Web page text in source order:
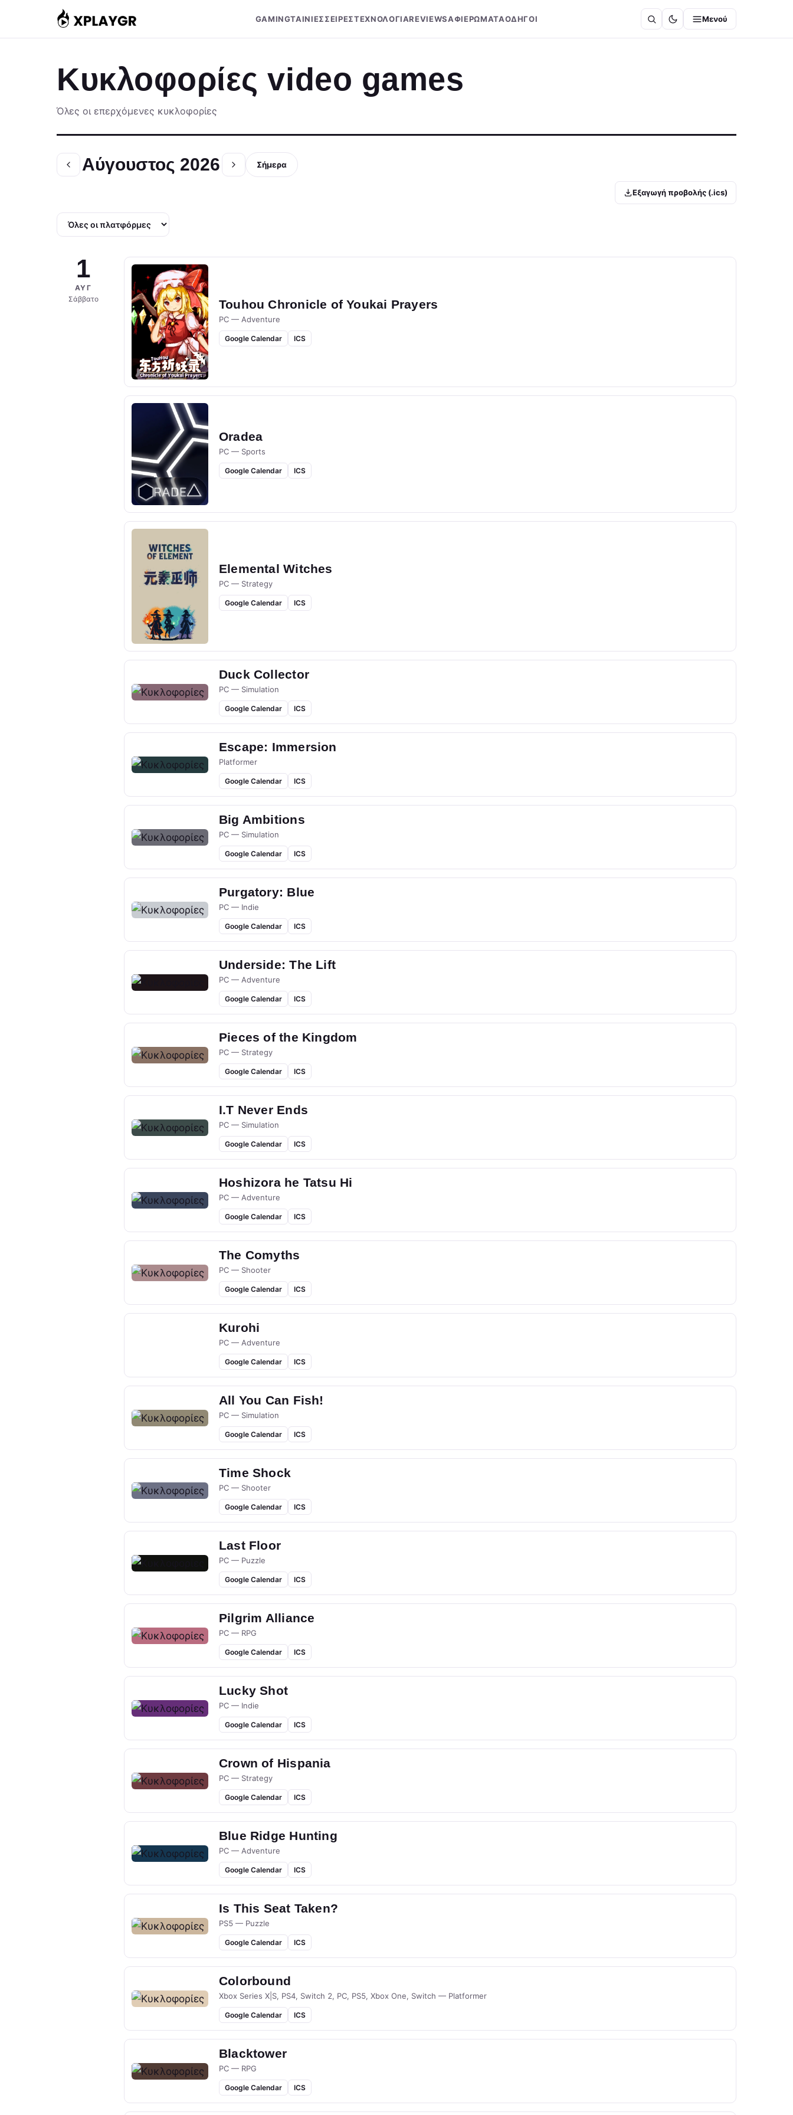
περιεχόμενο
GAMINGΤΑΙΝΙΕΣΣΕΙΡΕΣΤΕΧΝΟΛΟΓΙΑREVIEWSΑΦΙΕΡΩΜΑΤΑΟΔΗΓΟΙ Μενού
Κυκλοφορίες video games
Όλες οι επερχόμενες κυκλοφορίες
Αύγουστος 2026 Σήμερα
Εξαγωγή προβολής (.ics)
1
ΑΥΓ
Σάββατο
Touhou Chronicle of Youkai Prayers
PC — Adventure
Google Calendar ICS
Oradea
PC — Sports
Google Calendar ICS
Elemental Witches
PC — Strategy
Google Calendar ICS
Duck Collector
PC — Simulation
Google Calendar ICS
Escape: Immersion
Platformer
Google Calendar ICS
Big Ambitions
PC — Simulation
Google Calendar ICS
Purgatory: Blue
PC — Indie
Google Calendar ICS
Underside: The Lift
PC — Adventure
Google Calendar ICS
Pieces of the Kingdom
PC — Strategy
Google Calendar ICS
I.T Never Ends
PC — Simulation
Google Calendar ICS
Hoshizora he Tatsu Hi
PC — Adventure
Google Calendar ICS
The Comyths
PC — Shooter
Google Calendar ICS
Kurohi
PC — Adventure
Google Calendar ICS
All You Can Fish!
PC — Simulation
Google Calendar ICS
Time Shock
PC — Shooter
Google Calendar ICS
Last Floor
PC — Puzzle
Google Calendar ICS
Pilgrim Alliance
PC — RPG
Google Calendar ICS
Lucky Shot
PC — Indie
Google Calendar ICS
Crown of Hispania
PC — Strategy
Google Calendar ICS
Blue Ridge Hunting
PC — Adventure
Google Calendar ICS
Is This Seat Taken?
PS5 — Puzzle
Google Calendar ICS
Colorbound
Xbox Series X|S, PS4, Switch 2, PC, PS5, Xbox One, Switch — Platformer
Google Calendar ICS
Blacktower
PC — RPG
Google Calendar ICS